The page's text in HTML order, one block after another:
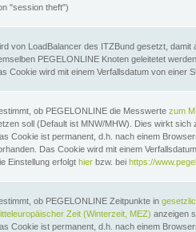
"session theft")
von LoadBalancer des ITZBund gesetzt, damit
PEGELONLINE Knoten geleitetet
Cookie wird mit einem Verfallsdatum von einer
ob PEGELONLINE die Messwerte zum
soll (Default ist MNW/MHW). Dies wirkt sich
Cookie ist permanent, d.h. nach einem
Das Cookie wird mit einem
Einstellung erfolgt hier bzw. bei https://
ob PEGELONLINE Zeitpunkte in
Zeit (Winterzeit, MEZ) anzeigen
Cookie ist permanent, d.h. nach einem